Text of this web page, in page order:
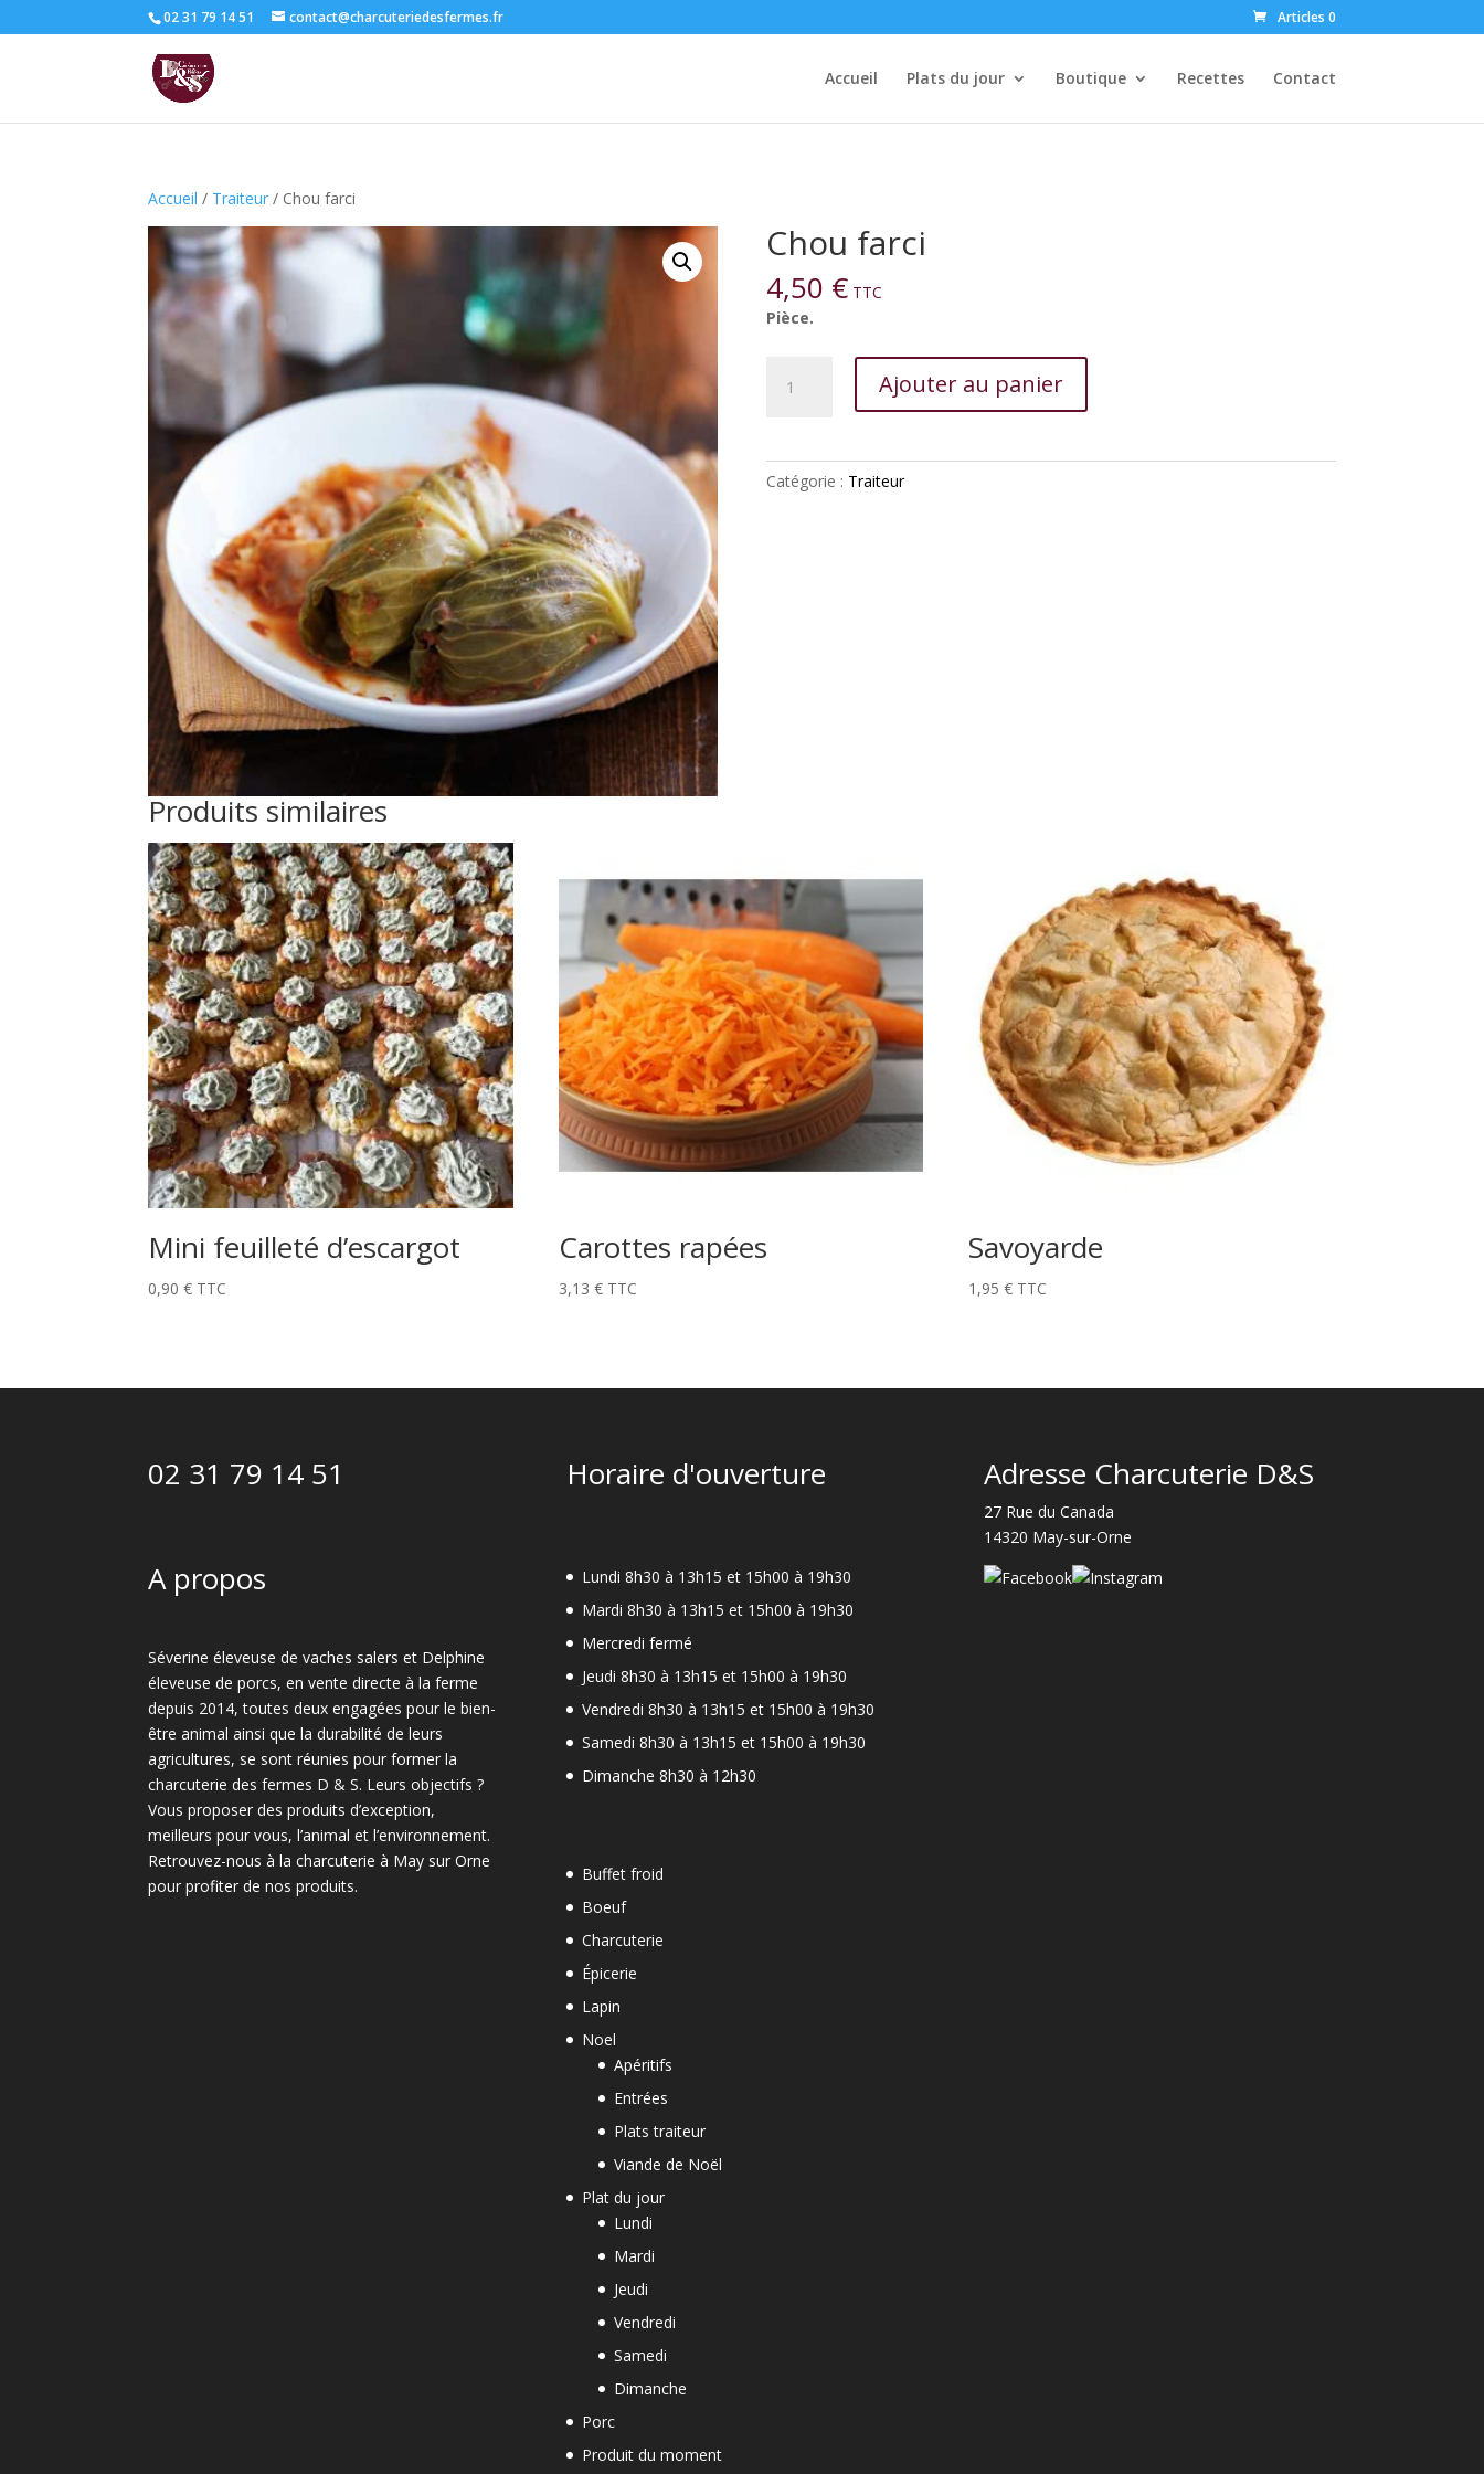
02 31 79 14 51 contact@charcuteriedesfermes.fr Articles 0
Accueil Plats du jour Boutique Recettes Contact
Accueil / Traiteur / Chou farci
Chou farci
4,50 € TTC
Pièce.
Ajouter au panier
Catégorie : Traiteur
Produits similaires
Mini feuilleté d’escargot
0,90€ TTC
Carottes rapées
3,13 € TTC
Savoyarde
1,95€ TTC
02 31 79 14 51
A propos
Séverine éleveuse de vaches salers et Delphine
éleveuse de porcs, en vente directe à la ferme
depuis 2014, toutes deux engagées pour le bien-
être animal ainsi que la durabilité de leurs
agricultures, se sont réunies pour former la
charcuterie des fermes D & S. Leurs objectifs ?
Vous proposer des produits d’exception,
meilleurs pour vous, l’animal et l’environnement.
Retrouvez-nous à la charcuterie à May sur Orne
pour profiter de nos produits.
Horaire d'ouverture
Lundi 8h30 à 13h15 et 15h00 à 19h30
Mardi 8h30 à 13h15 et 15h00 à 19h30
Mercredi fermé
Jeudi 8h30 à 13h15 et 15h00 à 19h30
Vendredi 8h30 à 13h15 et 15h00 à 19h30
Samedi 8h30 à 13h15 et 15h00 à 19h30
Dimanche 8h30 à 12h30
Buffet froid
Boeuf
Charcuterie
Épicerie
Lapin
Noel
Apéritifs
Entrées
Plats traiteur
Viande de Noël
Plat du jour
Lundi
Mardi
Jeudi
Vendredi
Samedi
Dimanche
Porc
Produit du moment
Adresse Charcuterie D&S
27 Rue du Canada
14320 May-sur-Orne